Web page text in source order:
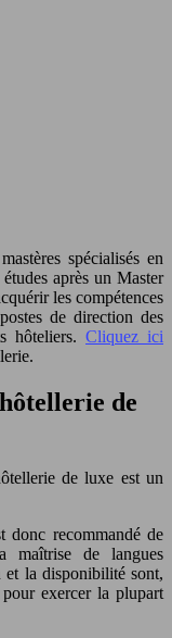
spécialisés en
après un Master
les compétences
de direction des
hôteliers. Cliquez ici
de
de luxe est un
donc recommandé de
maîtrise de langues
et la disponibilité sont,
exercer la plupart